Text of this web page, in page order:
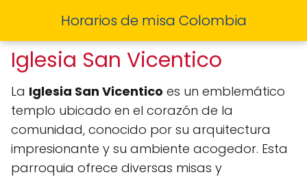
Horarios de misa Colombia
Iglesia San Vicentico
La Iglesia San Vicentico es un emblemático
templo ubicado en el corazón de la
comunidad, conocido por su arquitectura
impresionante y su ambiente acogedor. Esta
parroquia ofrece diversas misas y